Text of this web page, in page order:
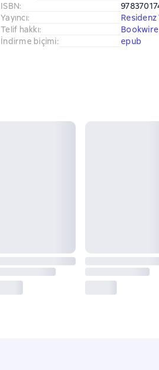
ISBN:
Yayıncı:
Residenz
Telif hakkı:
Bookwire
İndirme biçimi: epub